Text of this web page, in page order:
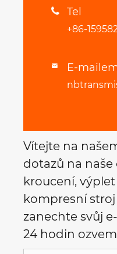
 Tel
+86-
 E-
Vítejte na
dotazů na
kroucení,
kompresní
zanechte svůj
24 hodin